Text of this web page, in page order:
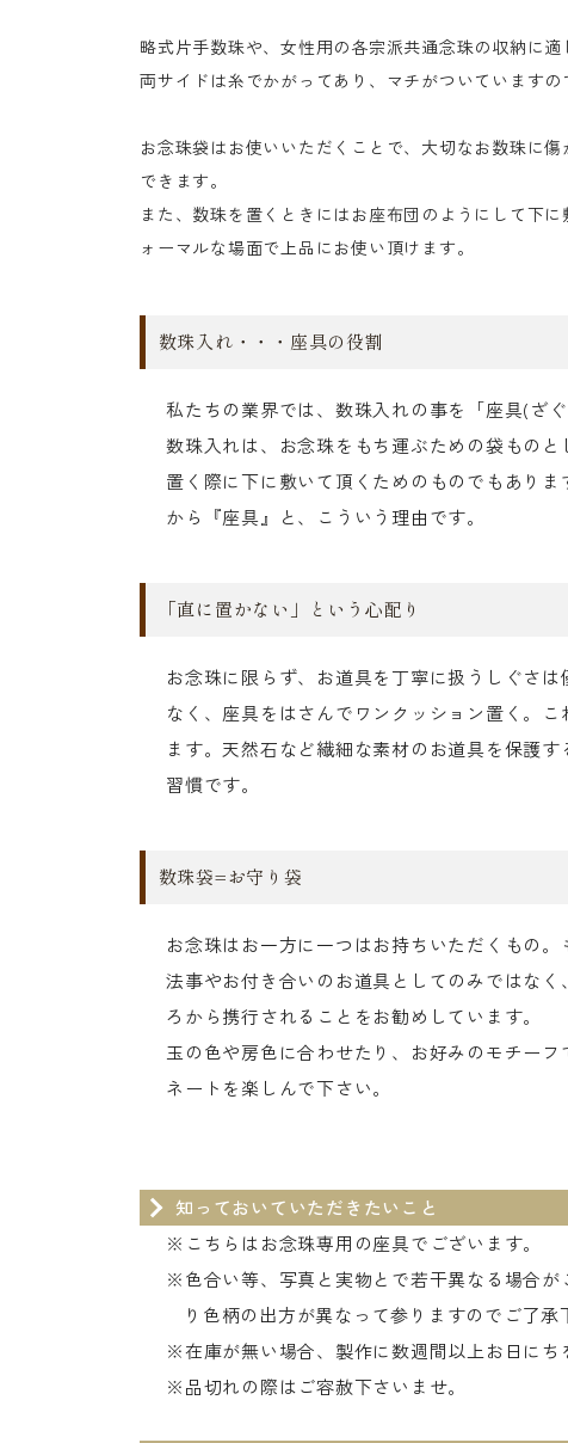
略式片手数珠や、女性用の各宗派共通念珠の収納に適
両サイドは糸でかがってあり、マチがついていますの
お念珠袋はお使いいただくことで、大切なお数珠に
できます。
また、数珠を置くときにはお座布団のようにして下
ォーマルな場面で上品にお使い頂けます。
数珠入れ・・・座具の役割
私たちの業界では、数珠入れの事を「座具(ざぐ
数珠入れは、お念珠をもち運ぶための袋もの
置く際に下に敷いて頂くためのものでもあり
から『座具』と、こういう理由です。
「直に置かない」という心配り
お念珠に限らず、お道具を丁寧に扱うしぐさ
なく、座具をはさんでワンクッション置く。
ます。天然石など繊細な素材のお道具を保護
習慣です。
数珠袋=お守り袋
お念珠はお一方に一つはお持ちいただくもの。
法事やお付き合いのお道具としてのみではな
ろから携行されることをお勧めしています。
玉の色や房色に合わせたり、お好みのモチー
ネートを楽しんで下さい。
知っておいていただきたいこと
※こちらはお念珠専用の座具でございます。
※色合い等、写真と実物とで若干異なる場合
り色柄の出方が異なって参りますのでご了承
※在庫が無い場合、製作に数週間以上お日にち
※品切れの際はご容赦下さいませ。